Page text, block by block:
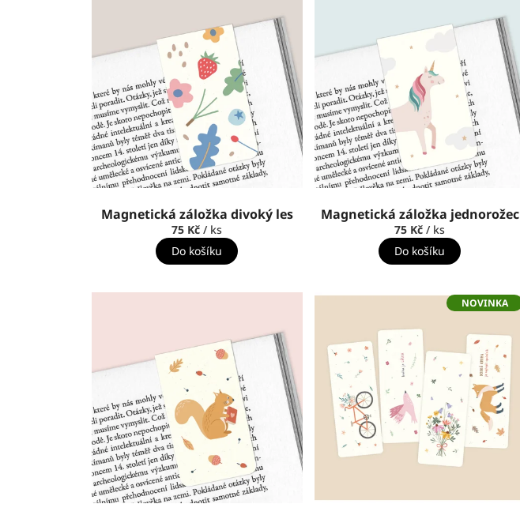
Magnetická záložka divoký les
75 Kč/ ks
Do košíku
Magnetická záložka jednorožec
75 Kč/ ks
Do košíku
NOVINKA